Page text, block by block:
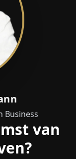
Business
van